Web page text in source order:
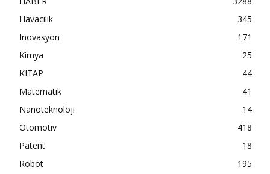
Havacılık
345
Inovasyon
171
Kimya
25
KITAP
44
Matematik
41
Nanoteknoloji
14
Otomotiv
418
Patent
18
Robot
195